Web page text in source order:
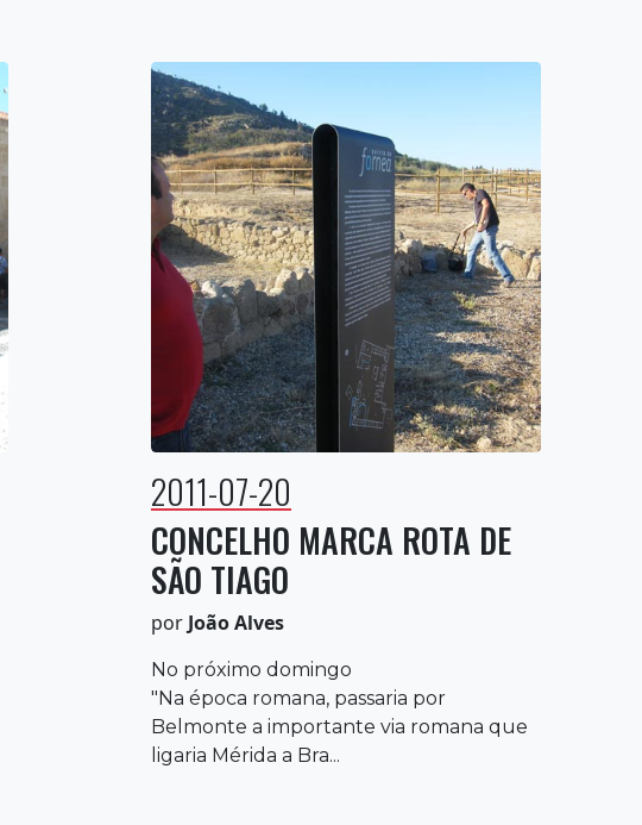
2011-07-20
CONCELHO MARCA ROTA DE
SÃO TIAGO
por João Alves
No próximo domingo
"Na época romana, passaria por
Belmonte a importante via romana que
ligaria Mérida a Bra...